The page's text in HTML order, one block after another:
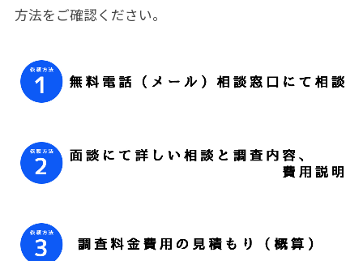
方法をご確認ください。